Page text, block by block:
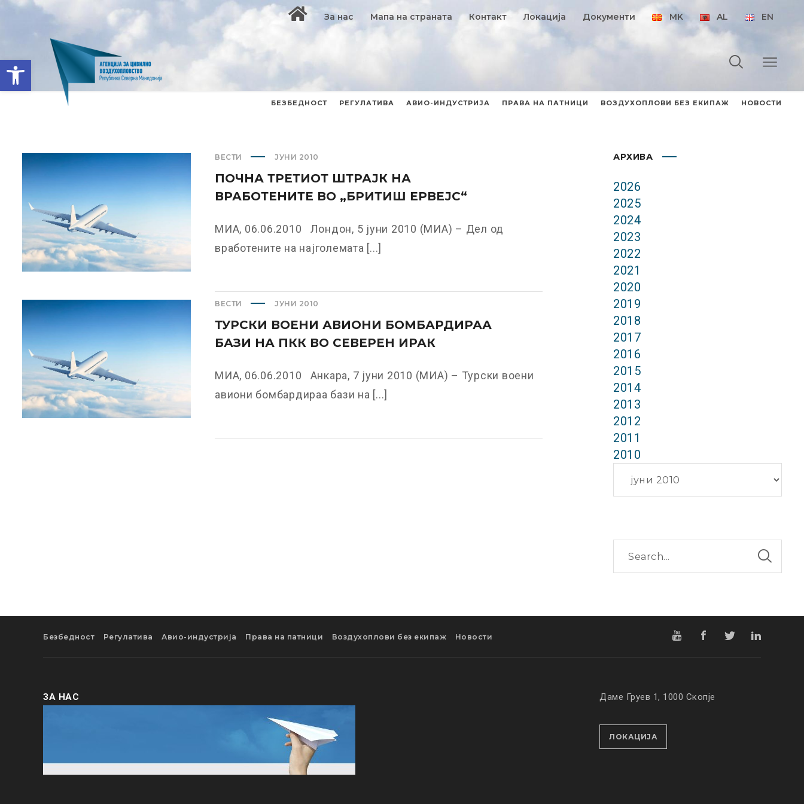
Open toolbar
За нас Мапа на страната Контакт Локација Документи MK AL EN
БЕЗБЕДНОСТ РЕГУЛАТИВА АВИО-ИНДУСТРИЈА ПРАВА НА ПАТНИЦИ ВОЗДУХОПЛОВИ БЕЗ ЕКИПАЖ НОВОСТИ
ВЕСТИ ЈУНИ 2010
ПОЧНА ТРЕТИОТ ШТРАЈК НА
ВРАБОТЕНИТЕ ВО „БРИТИШ ЕРВЕЈС“
МИА, 06.06.2010 Лондон, 5 јуни 2010 (МИА) – Дел од
вработените на најголемата [...]
ВЕСТИ ЈУНИ 2010
ТУРСКИ ВОЕНИ АВИОНИ БОМБАРДИРАА
БАЗИ НА ПКК ВО СЕВЕРЕН ИРАК
МИА, 06.06.2010 Анкара, 7 јуни 2010 (МИА) – Турски воени
авиони бомбардираа бази на [...]
АРХИВА
2026
2025
2024
2023
2022
2021
2020
2019
2018
2017
2016
2015
2014
2013
2012
2011
2010
Безбедност Регулатива Авио-индустрија Права на патници Воздухоплови без екипаж Новости
ЗА НАС Даме Груев 1, 1000 Скопје
ЛОКАЦИЈА